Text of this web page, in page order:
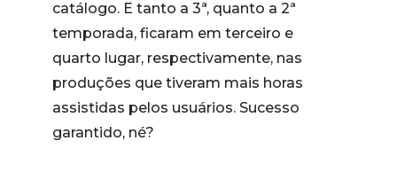
catálogo. E tanto a 3ª, quanto a 2ª
temporada, ficaram em terceiro e
quarto lugar, respectivamente, nas
produções que tiveram mais horas
assistidas pelos usuários. Sucesso
garantido, né?